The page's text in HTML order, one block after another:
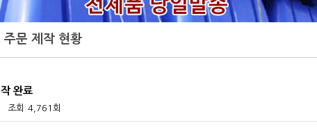
주문 제작 현황
완료
조회 4,761회